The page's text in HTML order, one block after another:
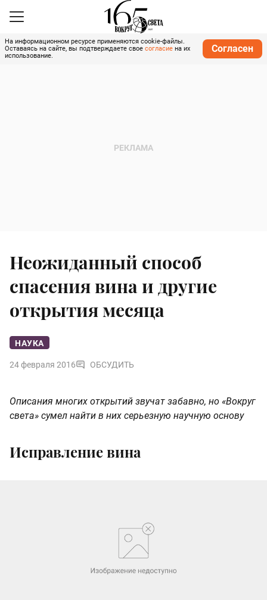
На информационном ресурсе применяются cookie-файлы.
Оставаясь на сайте, вы подтверждаете свое согласие на их
использование.
Согласен
Неожиданный способ
спасения вина и другие
открытия месяца
НАУКА
24 февраля 2016 ОБСУДИТЬ
Описания многих открытий звучат забавно, но «Вокруг
света» сумел найти в них серьезную научную основу
Исправление вина